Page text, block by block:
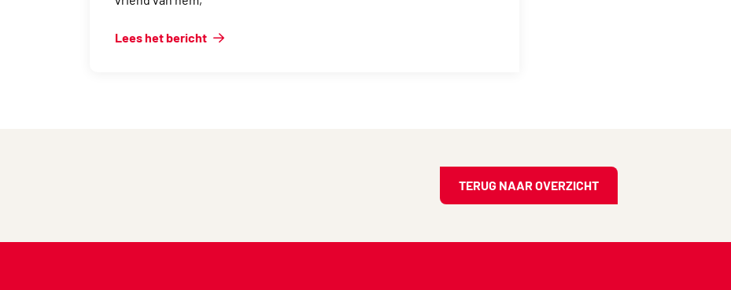
Lees het bericht
TERUG NAAR OVERZICHT